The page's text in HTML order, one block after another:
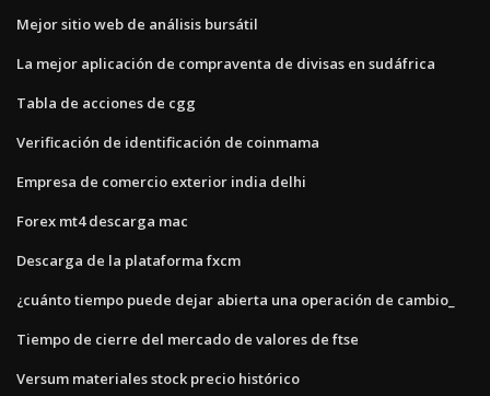
Mejor sitio web de análisis bursátil
La mejor aplicación de compraventa de divisas en sudáfrica
Tabla de acciones de cgg
Verificación de identificación de coinmama
Empresa de comercio exterior india delhi
Forex mt4 descarga mac
Descarga de la plataforma fxcm
¿cuánto tiempo puede dejar abierta una operación de cambio_
Tiempo de cierre del mercado de valores de ftse
Versum materiales stock precio histórico